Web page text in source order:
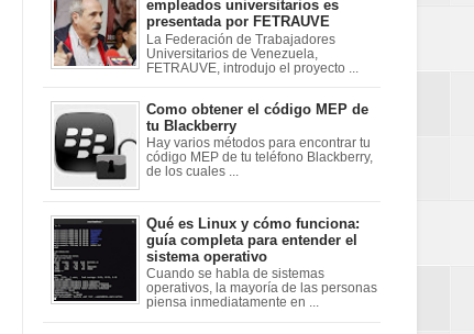
empleados universitarios es
presentada por FETRAUVE
La Federación de Trabajadores
Universitarios de Venezuela,
FETRAUVE, introdujo el proyecto ...
Como obtener el código MEP de
tu Blackberry
Hay varios métodos para encontrar tu
código MEP de tu teléfono Blackberry,
de los cuales ...
Qué es Linux y cómo funciona:
guía completa para entender el
sistema operativo
Cuando se habla de sistemas
operativos, la mayoría de las personas
piensa inmediatamente en ...